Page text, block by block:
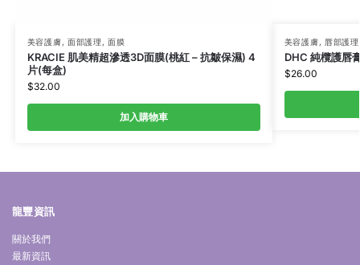
美容護膚, 面部護理 ,面膜
KRACIE 肌美精超滲透3D面膜(桃紅 – 抗皺保濕) 4
片(每盒)
$32.00
加入購物車
美容護膚, 唇部護理
DHC 純欖護唇
$26.00
龍豐資訊
關於我們
最新資訊